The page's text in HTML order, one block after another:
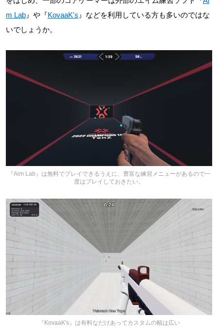
m Lab 』や『KovaaK's 』などを利用している方も多いのではな
いでしょうか。
『Aim Lab』は無料でプレイできるうえに、豊富な練習メニューがあるので一
度はプレイしておきたい。
『KovaaK's』は有料なだけあってカスタムの幅は広い